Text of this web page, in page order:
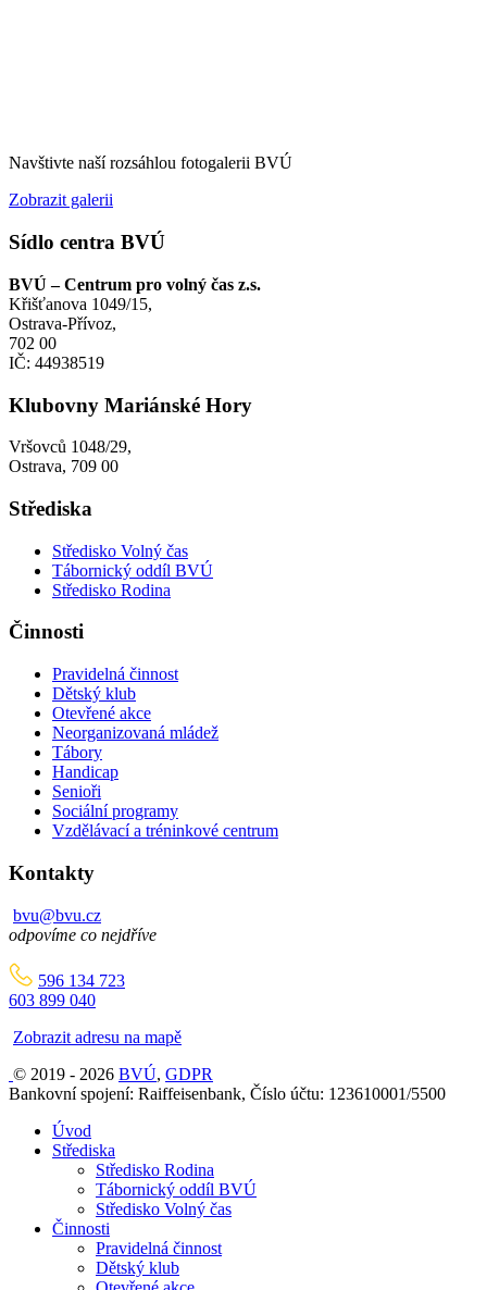
Navštivte naší rozsáhlou fotogalerii BVÚ
Zobrazit galerii
Sídlo centra BVÚ
BVÚ – Centrum pro volný čas z.s.
Křišťanova 1049/15,
Ostrava-Přívoz,
702 00
IČ: 44938519
Klubovny Mariánské Hory
Vršovců 1048/29,
Ostrava, 709 00
Střediska
Středisko Volný čas
Tábornický oddíl BVÚ
Středisko Rodina
Činnosti
Pravidelná činnost
Dětský klub
Otevřené akce
Neorganizovaná mládež
Tábory
Handicap
Senioři
Sociální programy
Vzdělávací a tréninkové centrum
Kontakty
bvu@bvu.cz
odpovíme co nejdříve
596 134 723
603 899 040
Zobrazit adresu na mapě
© 2019 - 2026 BVÚ, GDPR
Bankovní spojení: Raiffeisenbank, Číslo účtu: 123610001/5500
Úvod
Střediska
Středisko Rodina
Tábornický oddíl BVÚ
Středisko Volný čas
Činnosti
Pravidelná činnost
Dětský klub